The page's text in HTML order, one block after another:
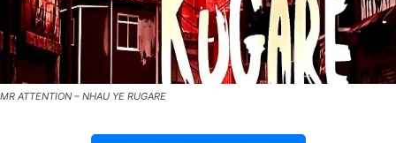
MR ATTENTION – NHAU YE RUGARE